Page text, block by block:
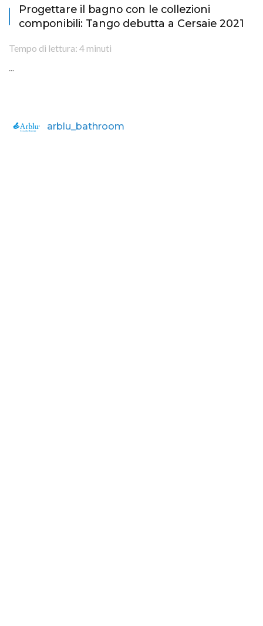
Progettare il bagno con le collezioni
componibili: Tango debutta a Cersaie 2021
Tempo di lettura: 4 minuti
...
arblu_bathroom